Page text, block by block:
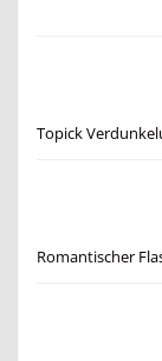
Topick
Romantischer